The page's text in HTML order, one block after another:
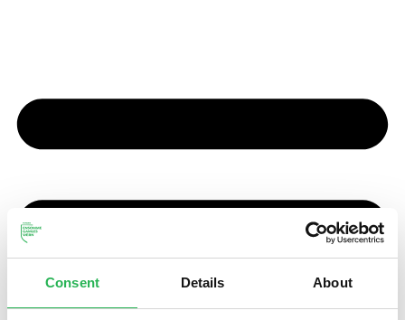
Consent Details About